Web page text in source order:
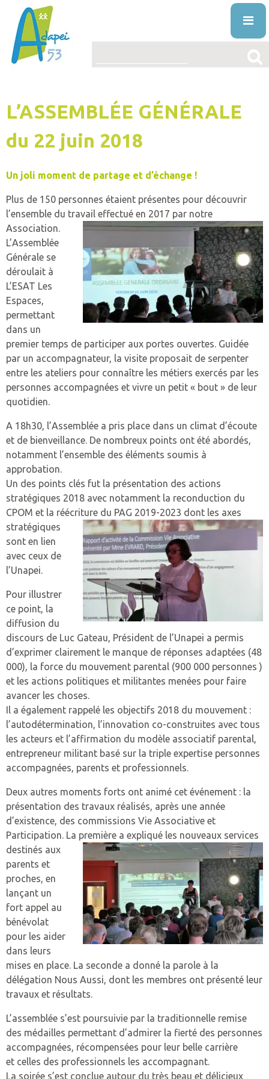
content
L’ASSOCIATION
PRÉSENTATION
ÉTABLISSEMENTS
LA VIE ASSOCIATIVE
INFO’ASSO
PUBLICATIONS
NOS PARTENAIRES
LE HANDICAP MENTAL
DIAGNOSTIC
VIVRE AVEC
LEXIQUE UNAPEI
LEXIQUE UNAPEI
LEXIQUE UNAPEI
VOS DROITS ET AIDES
AIDES
DROITS
RECONNAITRE LE HANDICAP
SCOLARISER
TRAVAILLER
LA RETRAITE
HABITER
NOS PRESTATIONS ET SERVICES
L’ÉDUCATION SPÉCIALISÉE ET
MISSION
ADMISSION
ÉTABLISSEMENTS
CAFS CENTRE D’ACCUEIL
SATED CHÂTEAU
SEES – IME LA
SIPFP – IME LA
SESSAD LAVAL
SESSAD – CHATEAU
SATED LES CERISIERS.
PROFESSIONNELS
L’ACCUEIL DE JOUR
MISSION
ADMISSION
ÉTABLISSEMENTS
C2A
C2A
PROFESSIONNELS
L’HÉBERGEMENT ET ACCOMPAGNEMENT
MISSION
ADMISSION
ÉTABLISSEMENTS
LOGAC BECK
LOGAC LA MAZURE
RÉSIDENCE LA MAZURE
SAVS
LE TRAVAIL ADAPTÉ
MISSION
RECRUTEMENT
PROFESSIONNELS
LE TRAVAIL PROTÉGÉ
MISSION
ÉTABLISSEMENTS
SAESAT
ESAT « LE GÉNETEIL »
PROFESSIONNELS
TRAVAILLER À L’ADAPEI53
OFFRES D’EMPLOI
INDEX EGALITÉ PROFESSIONNELLE
ESPACE ENTREPRISES
PRESTATIONS
PRÉSENTATION DES PRESTATIONS
HORTICULTURE
MENUISERIE
NETTOYAGE INDUSTRIEL
INTERVENTION EN ENTREPRISE
RESTAURATION
TRAITEUR
TOUCHES GOURMANDES
AIDE À L’INSERTION EN ENTREPRISE
POLITIQUE FISCALE
TAXE D’APPRENTISSAGE
CONTACTEZ-NOUS
NOS COORDONNÉES
PLAINTE ET RÉCLAMATION
COMITÉ ETHIQUE
ADULTES
FAMILLES
ENFANTS
ADHÉSION
L’ASSEMBLÉE GÉNÉRALE
du 22 juin 2018
Un joli moment de partage et d’échange !
Plus de 150 personnes étaient présentes pour découvrir
l’ensemble du travail effectué en 2017 par notre
Association.
L’Assemblée
Générale se
déroulait à
L’ESAT Les
Espaces,
permettant
dans un
premier temps de participer aux portes ouvertes. Guidée
par un accompagnateur, la visite proposait de serpenter
entre les ateliers pour connaître les métiers exercés par les
personnes accompagnées et vivre un petit « bout » de leur
quotidien.
A 18h30, l’Assemblée a pris place dans un climat d’écoute
et de bienveillance. De nombreux points ont été abordés,
notamment l’ensemble des éléments soumis à
approbation.
Un des points clés fut la présentation des actions
stratégiques 2018 avec notamment la reconduction du
CPOM et la réécriture du PAG 2019-2023 dont les axes
stratégiques
sont en lien
avec ceux de
l’Unapei.
Pour illustrer
ce point, la
diffusion du
discours de Luc Gateau, Président de l’Unapei a permis
d’exprimer clairement le manque de réponses adaptées (48
000), la force du mouvement parental (900 000 personnes )
et les actions politiques et militantes menées pour faire
avancer les choses.
Il a également rappelé les objectifs 2018 du mouvement :
l’autodétermination, l’innovation co-construites avec tous
les acteurs et l’affirmation du modèle associatif parental,
entrepreneur militant basé sur la triple expertise personnes
accompagnées, parents et professionnels.
Deux autres moments forts ont animé cet événement : la
présentation des travaux réalisés, après une année
d’existence, des commissions Vie Associative et
Participation. La première a expliqué les nouveaux services
destinés aux
parents et
proches, en
lançant un
fort appel au
bénévolat
pour les aider
dans leurs
mises en place. La seconde a donné la parole à la
délégation Nous Aussi, dont les membres ont présenté leur
travaux et résultats.
L’assemblée s’est poursuivie par la traditionnelle remise
des médailles permettant d’admirer la fierté des personnes
accompagnées, récompensées pour leur belle carrière
et celles des professionnels les accompagnant.
La soirée s’est conclue autour du très beau et délicieux